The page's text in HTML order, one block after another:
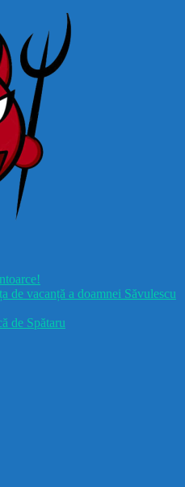
de vacanță a doamnei Săvulescu
de Spătaru